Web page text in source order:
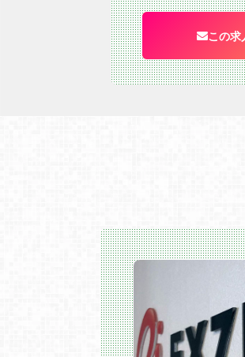
この求